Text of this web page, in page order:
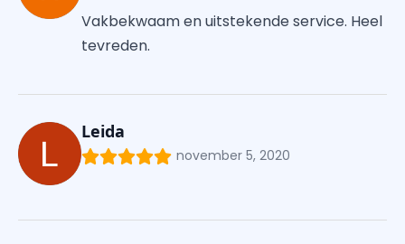
Vakbekwaam en uitstekende service. Heel
tevreden.
Leida
november 5, 2020